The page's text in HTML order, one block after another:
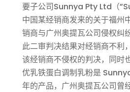
要子公司Sunnya Pty Ltd（
中国某经销商发来的关于福州
销商与广州奥提瓦公司侵权纠
此二审判决结果对经销商不利
该经销商不侵权的判决，同时
优乳铁蛋白调制乳粉是
年的产品，广州奥提瓦公司曾